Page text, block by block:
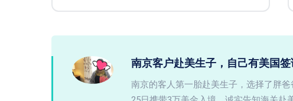
南京客户赴美生子，自己有美国签
南京的客人第一胎赴美生子，选择了胖